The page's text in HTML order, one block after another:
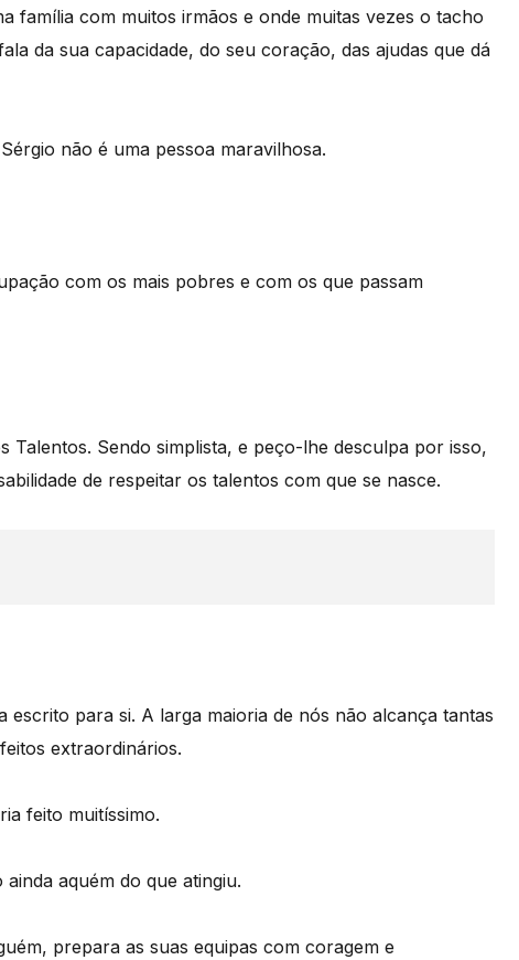
família com muitos irmãos e onde muitas vezes o tacho
da sua capacidade, do seu coração, das ajudas que dá
não é uma pessoa maravilhosa.
com os mais pobres e com os que passam
Talentos. Sendo simplista, e peço-lhe desculpa por isso,
de respeitar os talentos com que se nasce.
para si. A larga maioria de nós não alcança tantas
extraordinários.
feito muitíssimo.
aquém do que atingiu.
prepara as suas equipas com coragem e